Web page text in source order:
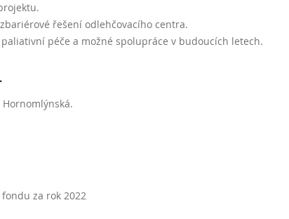
řešení odlehčovacího centra.
péče a možné spolupráce v budoucích letech.
za rok 2022